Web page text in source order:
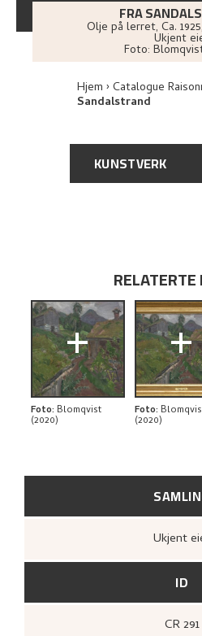
FRA
Olje på lerret, Ca. 1925
Ukjent
Foto:
Hjem Catalogue
Sandalstrand
KUNSTVERK
PROVENIENS
BIBLIOGRAFI
RELATERTE
Ukjent
ID
CR 291
+
Foto: Blomqvist
(2020)
+
Foto:
(2020)